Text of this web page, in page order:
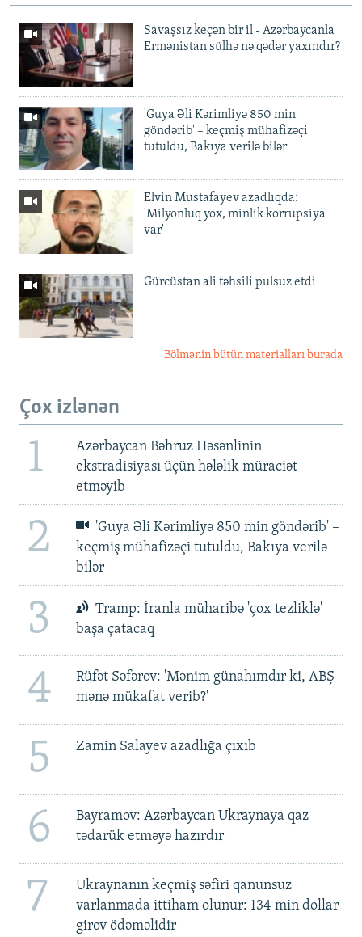
Savaşsız keçən bir il - Azərbaycanla
Ermənistan sülhə nə qədər yaxındır?
'Guya Əli Kərimliyə 850 min
göndərib' – keçmiş mühafizəçi
tutuldu, Bakıya verilə bilər
Elvin Mustafayev azadlıqda:
'Milyonluq yox, minlik korrupsiya
var'
Gürcüstan ali təhsili pulsuz etdi
Bölmənin bütün materialları burada
Çox izlənən
1
Azərbaycan Bəhruz Həsənlinin
ekstradisiyası üçün hələlik müraciət
etməyib
2
'Guya Əli Kərimliyə 850 min göndərib' –
keçmiş mühafizəçi tutuldu, Bakıya verilə
bilər
3
Tramp: İranla müharibə 'çox tezliklə'
başa çatacaq
4
Rüfət Səfərov: 'Mənim günahımdır ki, ABŞ
mənə mükafat verib?'
5 Zamin Salayev azadlığa çıxıb
6
Bayramov: Azərbaycan Ukraynaya qaz
tədarük etməyə hazırdır
7
Ukraynanın keçmiş səfiri qanunsuz
varlanmada ittiham olunur: 134 min dollar
girov ödəməlidir